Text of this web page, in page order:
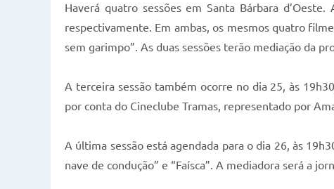
Haverá quatro sessões em Santa Bárbara
respectivamente. Em ambas, os mesmos quatro
sem garimpo”. As duas sessões terão mediação da
A terceira sessão também ocorre no dia 25, às
por conta do Cineclube Tramas, representado por
A última sessão está agendada para o dia 26, às
nave de condução” e “Faísca”. A mediadora será a